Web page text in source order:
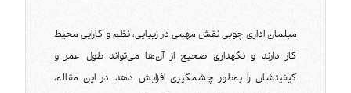
مبلمان اداری چوبی نقش مهمی در زیبایی، نظم و کارایی محیط
کار دارند و نگهداری صحیح از آن‌ها می‌تواند طول عمر و
کیفیتشان را به‌طور چشمگیری افزایش دهد. در این مقاله،